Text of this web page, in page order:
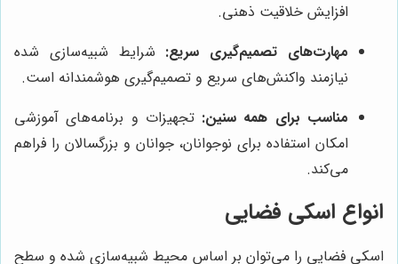
افزایش خلاقیت ذهنی.
مهارت‌های تصمیم‌گیری سریع: شرایط شبیه‌سازی شده
نیازمند واکنش‌های سریع و تصمیم‌گیری هوشمندانه است.
مناسب برای همه سنین: تجهیزات و برنامه‌های آموزشی
امکان استفاده برای نوجوانان، جوانان و بزرگسالان را فراهم
می‌کند.
انواع اسکی فضایی
اسکی فضایی را می‌توان بر اساس محیط شبیه‌سازی شده و سطح